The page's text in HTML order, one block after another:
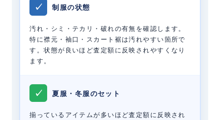
✓ 制服の状態
汚れ・シミ・テカリ・破れの有無を確認します。
特に襟元・袖口・スカート裾は汚れやすい箇所で
す。状態が良いほど査定額に反映されやすくなり
ます。
✓ 夏服・冬服のセット
揃っているアイテムが多いほど査定額に反映され